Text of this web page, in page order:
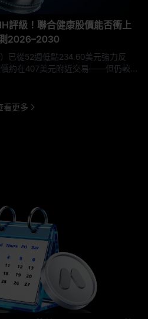
評級！聯合健康股價能否衝上
2026–2030
已從52週低點234.60美元強力反
約在407美元附近交易——但仍較
點低約32%。 2026年5月底至6月
價：Bernstein於5月27日率先設下
利調至453美元，美銀調至450美
看更多